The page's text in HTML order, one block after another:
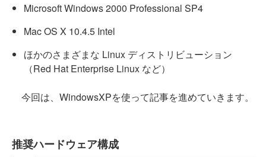
Microsoft Windows 2000 Professional SP4
Mac OS X 10.4.5 Intel
ほかのさまざまな Linux ディストリビューション
（Red Hat Enterprise Linux など）
今回は、WindowsXPを使って記事を進めていきます。
推奨ハードウェア構成